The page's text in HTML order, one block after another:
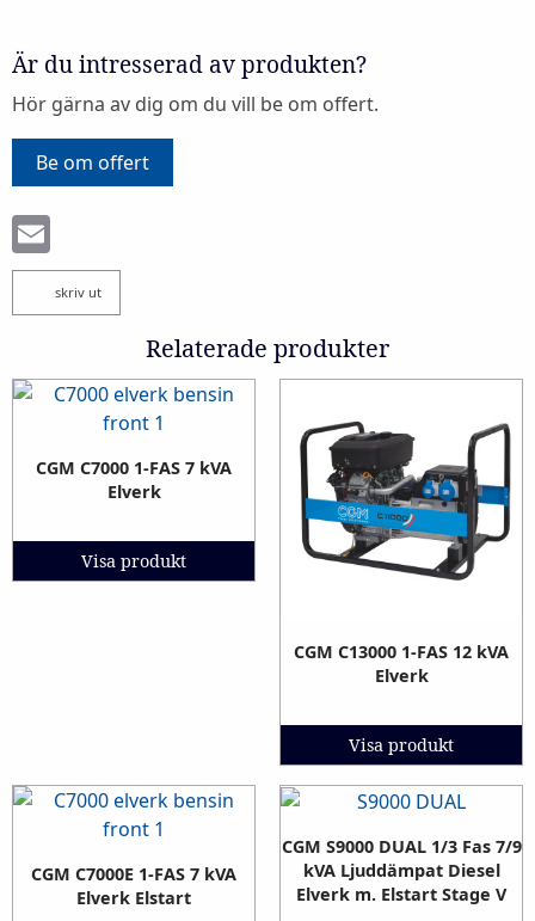
Är du intresserad av produkten?
Hör gärna av dig om du vill be om offert.
Be om offert
skriv ut
Relaterade produkter
CGM C7000 1-FAS 7 kVA
Elverk
Visa produkt
CGM C13000 1-FAS 12 kVA
Elverk
Visa produkt
CGM C7000E 1-FAS 7 kVA
Elverk Elstart
CGM S9000 DUAL 1/3 Fas 7/9
kVA Ljuddämpat Diesel
Elverk m. Elstart Stage V